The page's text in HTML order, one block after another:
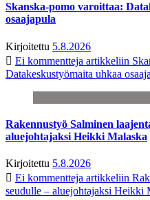
Skanska-pomo varoittaa:
osaajapula
Kirjoitettu 5.8.2026
Ei kommentteja artikkeliin
Datakeskustyömaita uhkaa
Rakennustyö Salminen
aluejohtajaksi Heikki Malaska
Kirjoitettu 5.8.2026
Ei kommentteja artikkeliin
seudulle – aluejohtajaksi Heikki